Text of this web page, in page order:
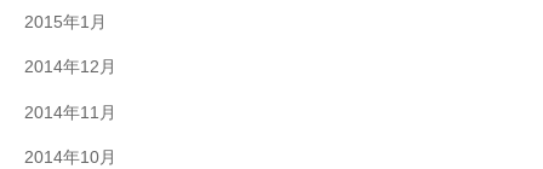
2015年1月
2014年12月
2014年11月
2014年10月